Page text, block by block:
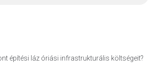
építési láz óriási infrastrukturális költségeit?